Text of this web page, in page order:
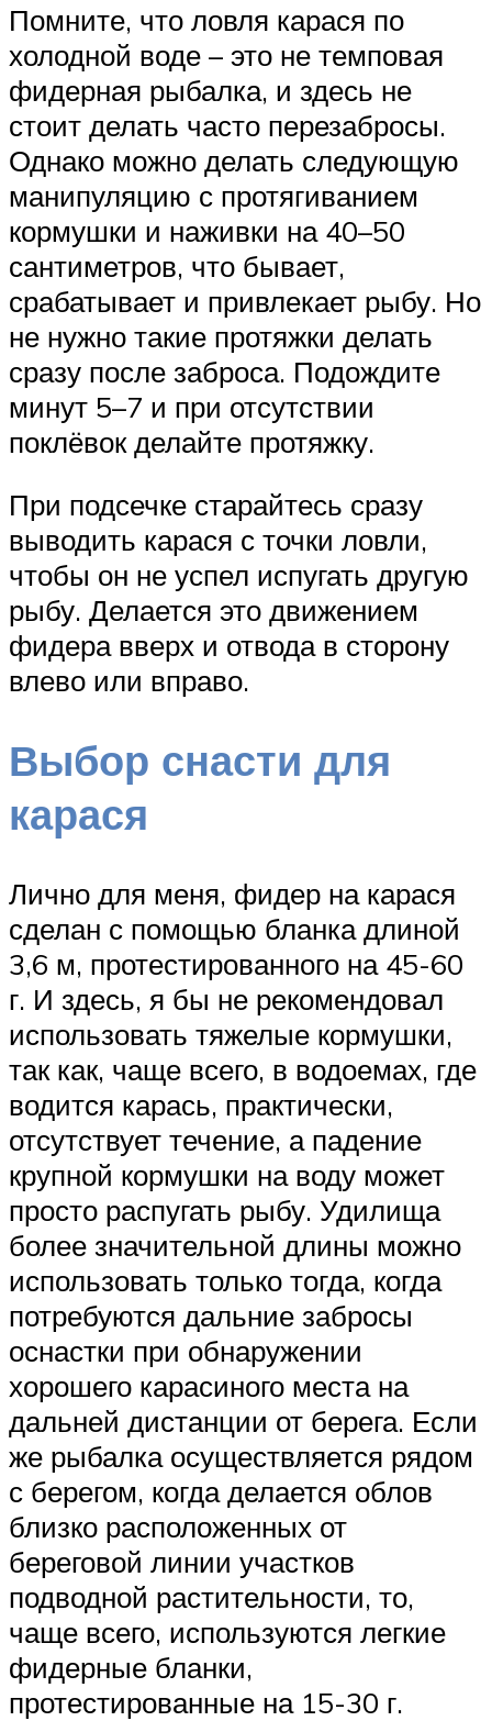
Помните, что ловля карася по
холодной воде – это не темповая
фидерная рыбалка, и здесь не
стоит делать часто перезабросы.
Однако можно делать следующую
манипуляцию с протягиванием
кормушки и наживки на 40–50
сантиметров, что бывает,
срабатывает и привлекает рыбу. Но
не нужно такие протяжки делать
сразу после заброса. Подождите
минут 5–7 и при отсутствии
поклёвок делайте протяжку.
При подсечке старайтесь сразу
выводить карася с точки ловли,
чтобы он не успел испугать другую
рыбу. Делается это движением
фидера вверх и отвода в сторону
влево или вправо.
Выбор снасти для
карася
Лично для меня, фидер на карася
сделан с помощью бланка длиной
3,6 м, протестированного на 45-60
г. И здесь, я бы не рекомендовал
использовать тяжелые кормушки,
так как, чаще всего, в водоемах, где
водится карась, практически,
отсутствует течение, а падение
крупной кормушки на воду может
просто распугать рыбу. Удилища
более значительной длины можно
использовать только тогда, когда
потребуются дальние забросы
оснастки при обнаружении
хорошего карасиного места на
дальней дистанции от берега. Если
же рыбалка осуществляется рядом
с берегом, когда делается облов
близко расположенных от
береговой линии участков
подводной растительности, то,
чаще всего, используются легкие
фидерные бланки,
протестированные на 15-30 г.